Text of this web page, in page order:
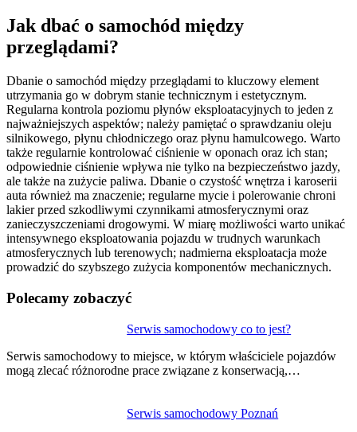
Jak dbać o samochód między
przeglądami?
Dbanie o samochód między przeglądami to kluczowy element
utrzymania go w dobrym stanie technicznym i estetycznym.
Regularna kontrola poziomu płynów eksploatacyjnych to jeden z
najważniejszych aspektów; należy pamiętać o sprawdzaniu oleju
silnikowego, płynu chłodniczego oraz płynu hamulcowego. Warto
także regularnie kontrolować ciśnienie w oponach oraz ich stan;
odpowiednie ciśnienie wpływa nie tylko na bezpieczeństwo jazdy,
ale także na zużycie paliwa. Dbanie o czystość wnętrza i karoserii
auta również ma znaczenie; regularne mycie i polerowanie chroni
lakier przed szkodliwymi czynnikami atmosferycznymi oraz
zanieczyszczeniami drogowymi. W miarę możliwości warto unikać
intensywnego eksploatowania pojazdu w trudnych warunkach
atmosferycznych lub terenowych; nadmierna eksploatacja może
prowadzić do szybszego zużycia komponentów mechanicznych.
Polecamy zobaczyć
Serwis samochodowy co to jest?
Serwis samochodowy to miejsce, w którym właściciele pojazdów
mogą zlecać różnorodne prace związane z konserwacją,…
Serwis samochodowy Poznań
wpisu